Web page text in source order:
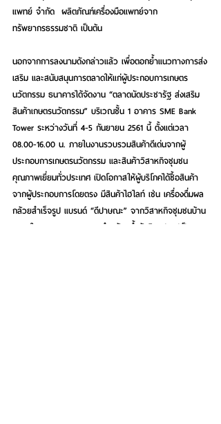
แพทย์ จำกัด  ผลิตภัณฑ์เครื่องมือแพทย์จาก
ทรัพยากรธรรมชาติ เป็นต้น
นอกจากการลงนามดังกล่าวแล้ว เพื่อตอกย้ำแนวทางการส่ง
เสริม และสนับสนุนการตลาดให้แก่ผู้ประกอบการเกษตร
นวัตกรรม ธนาคารได้จัดงาน “ตลาดนัดประชารัฐ ส่งเสริม
สินค้าเกษตรนวัตกรรม” บริเวณชั้น 1 อาคาร SME Bank
Tower ระหว่างวันที่ 4-5 กันยายน 2561 นี้ ตั้งแต่เวลา
08.00-16.00 น. ภายในงานรวบรวมสินค้าดีเด่นจากผู้
ประกอบการเกษตรนวัตกรรม และสินค้าวิสาหกิจชุมชน
คุณภาพเยี่ยมทั่วประเทศ เปิดโอกาสให้ผู้บริโภคได้ซื้อสินค้า
จากผู้ประกอบการโดยตรง มีสินค้าไฮไลท์ เช่น เครื่องดื่มผล
กล้วยสำเร็จรูป แบรนด์ “ดีปาษณะ” จากวิสาหกิจชุมชนบ้าน
สบายใจ จ.สมุทรสงคราม  นำกล้วยน้ำว้าดิบแปรรูปเป็น